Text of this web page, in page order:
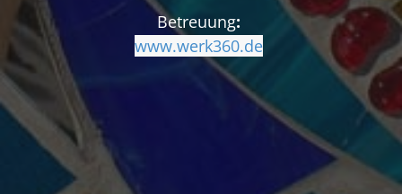
Betreuung:
www.werk360.de